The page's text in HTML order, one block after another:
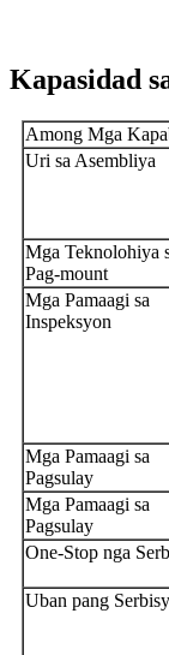
Kapasidad
Among Mga
Uri sa Asembliya
Mga Teknolohiya
Pag-mount
Mga Pamaagi sa
Inspeksyon
Mga Pamaagi sa
Pagsulay
Mga Pamaagi sa
Pagsulay
One-Stop nga
Uban pang